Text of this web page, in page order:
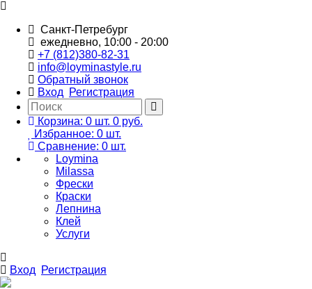
Санкт-Петребург
ежедневно, 10:00 - 20:00
+7 (812)380-82-31
info@loyminastyle.ru
Обратный звонок
Вход
Регистрация
Корзина: 0 шт. 0 руб.
Избранное: 0 шт.
Сравнение: 0 шт.
Loymina
Milassa
Фрески
Краски
Лепнина
Клей
Услуги
Вход Регистрация